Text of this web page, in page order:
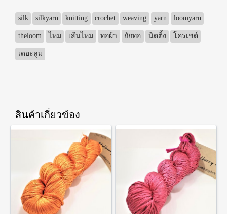
silk silkyarn knitting crochet weaving yarn loomyarn
theloom ไหม เส้นไหม ทอผ้า ถักทอ นิตติ้ง โครเชต์
เดอะลูม
สินค้าเกี่ยวข้อง